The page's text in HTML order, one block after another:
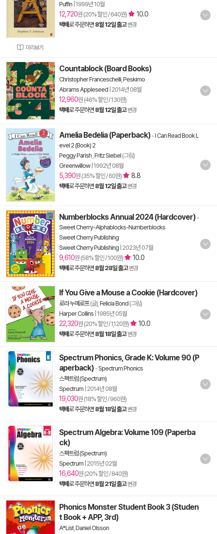
미리보기
Puffin 1999년 10월
12,720원 (20% 할인 / 640원) 10.0
택배로 주문하면 8월 12일 출고 변경
Countablock (Board Books)
Christopher Franceschelli Peskimo
Abrams Appleseed 2014년 08월
12,960원 (46% 할인 / 130원)
택배로 주문하면 8월 12일 출고 변경
Amelia Bedelia (Paperback) -I Can Read Book L
evel 2 (Book) 2
Peggy Parish Fritz Siebel (그림)
Greenwillow| 1992년 08월
5,390원 (35% 할인 / 60원) 8.8
택배로 주문하면 8월 12일 출고 변경
Numberblocks Annual 2024 (Hardcover) -
Sweet Cherry-Alphablocks-Numberblocks
Sweet Cherry Publishing
Sweet Cherry Publishing 2023년 07월
9,610원 (58% 할인 / 100원) 10.0
택배로 주문하면 8월 28일 출고 변경
If You Give a Mouse a Cookie (Hardcover)
로라 누메로프(글), Felicia Bond (그림)
Harper Collins 1985년 05월
22,320원 (20% 할인 / 1,120원) 10.0
택배로 주문하면 8월 18일 출고 변경
Spectrum Phonics, Grade K: Volume 90 (P
aperback) -Spectrum Phonics
스펙트럼 (Spectrum)
Spectrum 2014년 08월
19,030원 (18% 할인 / 960원)
택배로 주문하면 8월 18일 출고 변경
Spectrum Algebra: Volume 109 (Paperba
ck)
스펙트럼 (Spectrum)
Spectrum 2015년 02월
16,640원 (20% 할인 / 840원)
택배로 주문하면 8월 21일 출고 변경
Phonics Monster Student Book 3 (Studen
t Book + APP, 3rd)
A*List, Daniel Olsson